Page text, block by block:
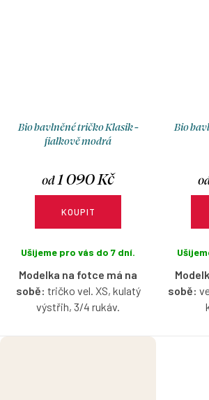
Bio bavlněné tričko Klasik -
fialkově modrá
od 1 090 Kč
KOUPIT
Ušijeme pro vás do 7 dní.
Modelka na fotce má na
sobě: tričko vel. XS, kulatý
výstřih, 3/4 rukáv.
Bio bavlněné tričko ve fialkově
Bio
sobě: